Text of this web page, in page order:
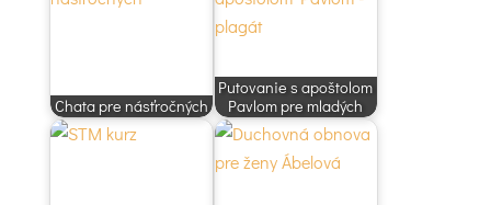
Chata pre násťročných
Putovanie s apoštolom
Pavlom pre mladých